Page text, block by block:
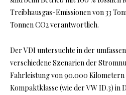
Treibhausgas-Emissionen von 33
Tonnen CO2 verantwortlich.
Der VDI untersuchte in der
verschiedene Szenarien der
Fahrleistung von 90.000 Kilometern
Kompaktklasse (wie der VW ID.3) in